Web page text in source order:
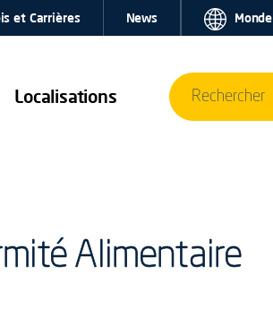
Localisations
et Carrières News Monde
Rechercher
Alimentaire